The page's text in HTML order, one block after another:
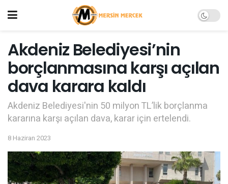
Akdeniz Belediyesi’nin
borçlanmasına karşı açılan
dava karara kaldı
Akdeniz Belediyesi'nin 50 milyon TL’lik borçlanma
kararına karşı açılan dava, karar için ertelendi.
8 Haziran 2023